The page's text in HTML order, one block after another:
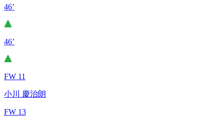
46’
46’
FW 11
小川 慶治朗
FW 13